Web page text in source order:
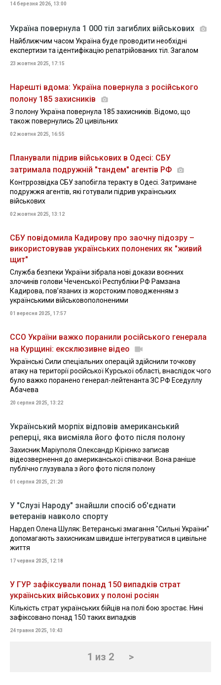
14 березня 2026, 13:00
Україна повернула 1 000 тіл загиблих військових
Найближчим часом Україна буде проводити необхідні
експертизи та ідентифікацію репатрійованих тіл. Загалом
23 жовтня 2025, 17:15
Нарешті вдома: Україна повернула з російського
полону 185 захисників
З полону Україна повернула 185 захисників. Відомо, що
також повернулись 20 цивільних
02 жовтня 2025, 16:55
Планували підрив військових в Одесі: СБУ
затримала подружній "тандем" агентів РФ
Контррозвідка СБУ запобігла теракту в Одесі. Затримане
подружжя агентів, які готували підрив українських
військових
02 жовтня 2025, 13:12
СБУ повідомила Кадирову про заочну підозру –
використовував українських полонених як "живий
щит"
Служба безпеки України зібрала нові докази воєнних
злочинів голови Чеченської Республіки РФ Рамзана
Кадирова, пов’язаних із жорстоким поводженням з
українськими військовополоненими
01 вересня 2025, 17:57
ССО України важко поранили російського генерала
на Курщині: ексклюзивне відео
Українські Сили спеціальних операцій здійснили точкову
атаку на території російської Курської області, внаслідок чого
було важко поранено генерал-лейтенанта ЗС РФ Еседуллу
Абачева
20 серпня 2025, 13:22
Український морпіх відповів американський
реперці, яка висміяла його фото після полону
Захисник Маріуполя Олександр Кірієнко записав
відеозвернення до американської співачки. Вона раніше
публічно глузувала з його фото після полону
01 серпня 2025, 21:20
У "Слузі Народу" знайшли спосіб об'єднати
ветеранів навколо спорту
Нардеп Олена Шуляк: Ветеранські змагання "Сильні України"
допомагають захисникам швидше інтегруватися в цивільне
життя
17 червня 2025, 12:18
У ГУР зафіксували понад 150 випадків страт
українських військових у полоні росіян
Кількість страт українських бійців на полі бою зростає. Нині
зафіксовано понад 150 таких випадків
24 травня 2025, 10:43
1 из 2 >